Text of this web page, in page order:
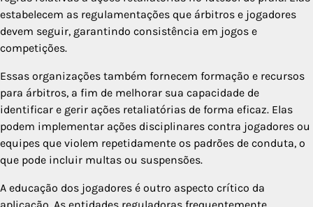
estabelecem as regulamentações que árbitros e jogadores
devem seguir, garantindo consistência em jogos e
competições.
Essas organizações também fornecem formação e recursos
para árbitros, a fim de melhorar sua capacidade de
identificar e gerir ações retaliatórias de forma eficaz. Elas
podem implementar ações disciplinares contra jogadores ou
equipes que violem repetidamente os padrões de conduta, o
que pode incluir multas ou suspensões.
A educação dos jogadores é outro aspecto crítico da